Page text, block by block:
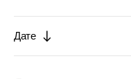
Дате